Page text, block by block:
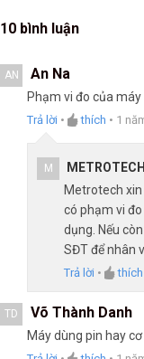
10 bình luận
AN An Na
Phạm vi đo của
Trả lời • thích • 1
M METROTECH
Metrotech
có phạm vi
dụng. Nếu
SĐT để nhân
Trả lời • thích
TD Võ Thành Danh
Máy dùng pin hay